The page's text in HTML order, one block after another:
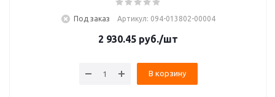
Под заказ Артикул: 094-013802-00004
2 930.45 руб./шт
В корзину